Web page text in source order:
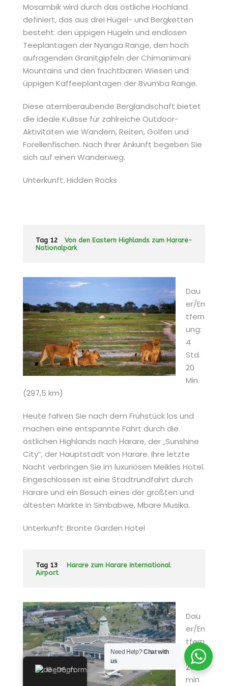
Mosambik wird durch das östliche Hochland
definiert, das aus drei Hügel- und Bergketten
besteht: den üppigen Hügeln und endlosen
Teeplantagen der Nyanga Range, den hoch
aufragenden Granitgipfeln der Chimanimani
Mountains und den fruchtbaren Wiesen und
üppigen Kaffeeplantagen der Bvumba Range.
Diese atemberaubende Berglandschaft bietet
die ideale Kulisse für zahlreiche Outdoor-
Aktivitäten wie Wandern, Reiten, Golfen und
Forellenfischen. Nach Ihrer Ankunft begeben Sie
sich auf einen Wanderweg.
Unterkunft: Hidden Rocks
Tag 12
Von den Eastern Highlands zum Harare-
Nationalpark
Dau
er/En
tfern
ung:
4
Std.
20
Min.
(297,5 km)
Heute fahren Sie nach dem Frühstück los und
machen eine entspannte Fahrt durch die
östlichen Highlands nach Harare, der „Sunshine
City“, der Hauptstadt von Harare. Ihre letzte
Nacht verbringen Sie im luxuriösen Meikles Hotel.
Eingeschlossen ist eine Stadtrundfahrt durch
Harare und ein Besuch eines der größten und
ältesten Märkte in Simbabwe, Mbare Musika.
Unterkunft: Bronte Garden Hotel
Tag 13
Harare zum Harare International
Airport
Dau
er/En
tfern
ung:
26
min
German
Need Help?Chat with
us